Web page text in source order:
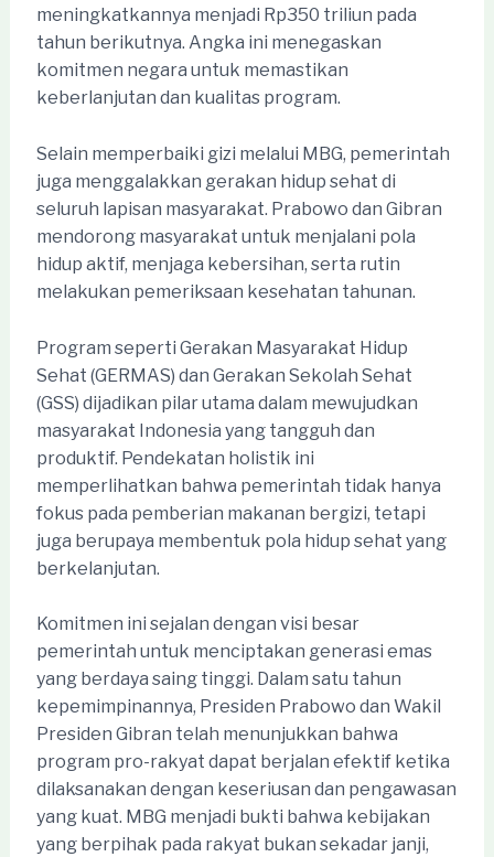
meningkatkannya menjadi Rp350 triliun pada
tahun berikutnya. Angka ini menegaskan
komitmen negara untuk memastikan
keberlanjutan dan kualitas program.
Selain memperbaiki gizi melalui MBG, pemerintah
juga menggalakkan gerakan hidup sehat di
seluruh lapisan masyarakat. Prabowo dan Gibran
mendorong masyarakat untuk menjalani pola
hidup aktif, menjaga kebersihan, serta rutin
melakukan pemeriksaan kesehatan tahunan.
Program seperti Gerakan Masyarakat Hidup
Sehat (GERMAS) dan Gerakan Sekolah Sehat
(GSS) dijadikan pilar utama dalam mewujudkan
masyarakat Indonesia yang tangguh dan
produktif. Pendekatan holistik ini
memperlihatkan bahwa pemerintah tidak hanya
fokus pada pemberian makanan bergizi, tetapi
juga berupaya membentuk pola hidup sehat yang
berkelanjutan.
Komitmen ini sejalan dengan visi besar
pemerintah untuk menciptakan generasi emas
yang berdaya saing tinggi. Dalam satu tahun
kepemimpinannya, Presiden Prabowo dan Wakil
Presiden Gibran telah menunjukkan bahwa
program pro-rakyat dapat berjalan efektif ketika
dilaksanakan dengan keseriusan dan pengawasan
yang kuat. MBG menjadi bukti bahwa kebijakan
yang berpihak pada rakyat bukan sekadar janji,